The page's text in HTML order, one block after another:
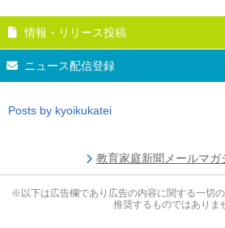
情報・リリース投稿
ニュース配信登録
Posts by kyoikukatei
教育家庭新聞メールマガ
※以下は広告欄であり広告の内容に関する一切
推奨するものではありま